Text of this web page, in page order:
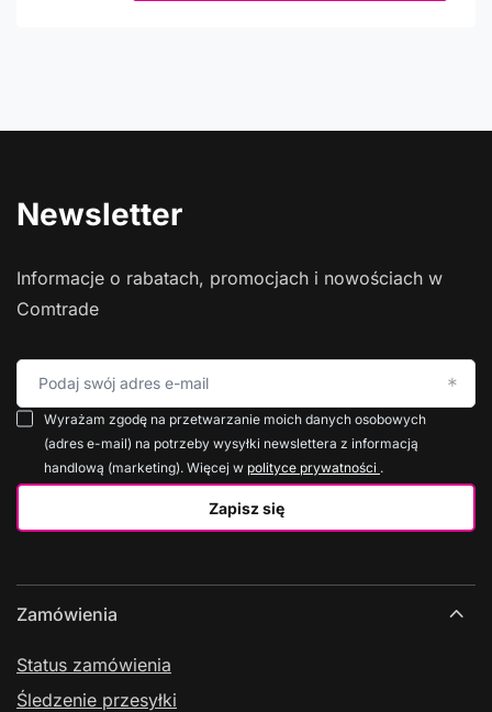
Newsletter
Informacje o rabatach, promocjach i nowościach w
Comtrade
Podaj swój adres e-mail
Zapisz się
Wyrażam zgodę na przetwarzanie moich danych osobowych
(adres e-mail) na potrzeby wysyłki newslettera z informacją
handlową (marketing). Więcej w polityce prywatności .
Zamówienia
Status zamówienia
Śledzenie przesyłki